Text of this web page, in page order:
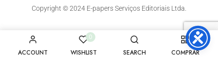
ACCOUNT
0
WISHLIST
SEARCH COMPRAR
Copyright © 2024 E-papers Serviços Editoriais Ltda.